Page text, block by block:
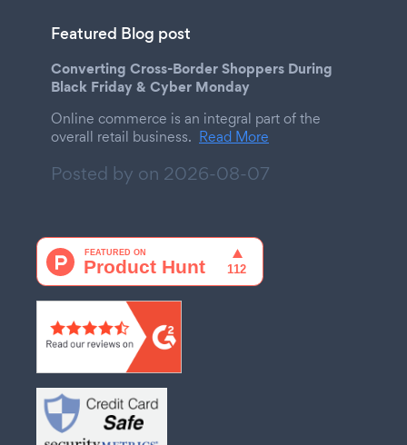
Featured Blog post
Converting Cross-Border Shoppers During
Black Friday & Cyber Monday
Online commerce is an integral part of the
overall retail business. Read More
Posted by on 2026-08-07